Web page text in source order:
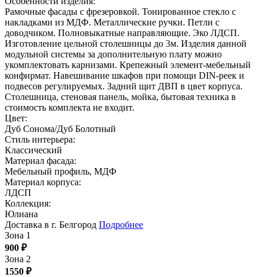
Рамочные фасады с фрезеровкой. Тонированное стекло с
накладками из МДФ. Металлические ручки. Петли с
доводчиком. Полновыкатные направляющие. Эко ЛДСП.
Изготовление цельной столешницы до 3м. Изделия данной
модульной системы за дополнительную плату можно
укомплектовать карнизами. Крепежный элемент-мебельный
конфирмат. Навешивание шкафов при помощи DIN-реек и
подвесов регулируемых. Задний щит ДВП в цвет корпуса.
Столешница, стеновая панель, мойка, бытовая техника в
стоимость комплекта не входит.
Цвет:
Дуб Сонома/Дуб Болотный
Стиль интерьера:
Классический
Материал фасада:
Мебельный профиль, МДФ
Материал корпуса:
ЛДСП
Коллекция:
Юлиана
Доставка в г. Белгород Подробнее
Зона 1
900 ₽
Зона 2
1550 ₽